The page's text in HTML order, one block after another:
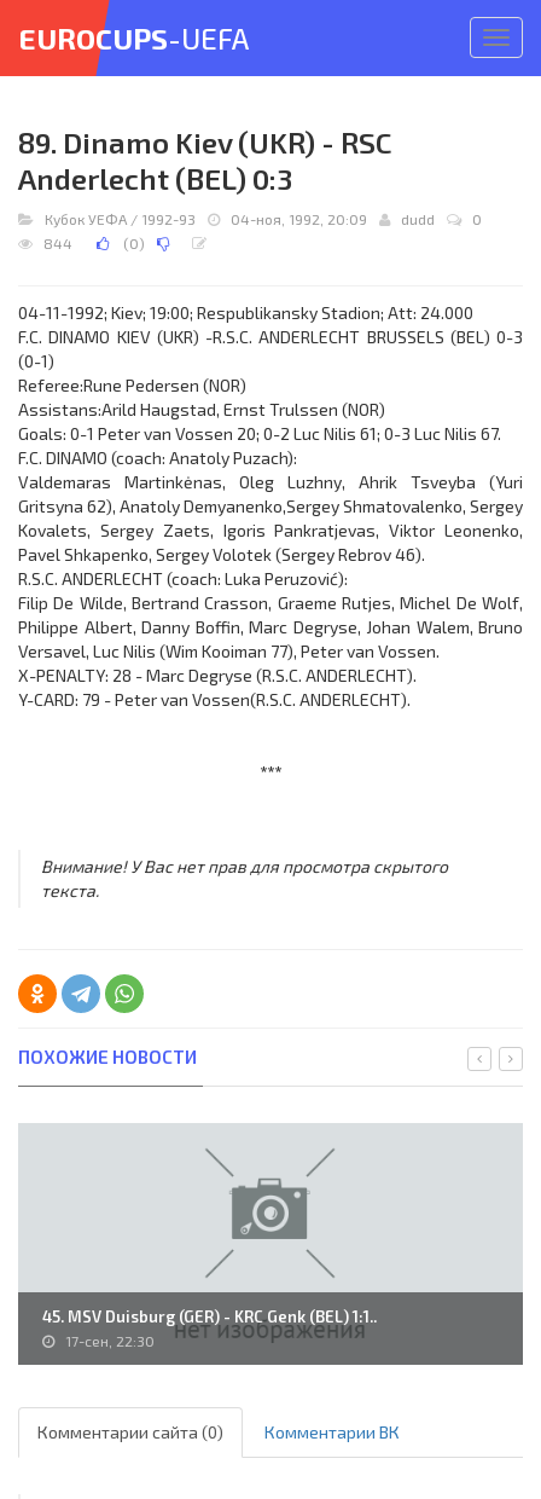
меню
EUROCUPS-UEFA
89. Dinamo Kiev (UKR) - RSC
Anderlecht (BEL) 0:3
Кубок УЕФА / 1992-93 04-ноя, 1992, 20:09 dudd
0
844
(0)
04-11-1992; Kiev; 19:00; Respublikansky Stadion; Att: 24.000
F.C. DINAMO KIEV (UKR) -R.S.C. ANDERLECHT BRUSSELS (BEL) 0-3
(0-1)
Referee:Rune Pedersen (NOR)
Assistans:Arild Haugstad, Ernst Trulssen (NOR)
Goals: 0-1 Peter van Vossen 20; 0-2 Luc Nilis 61; 0-3 Luc Nilis 67.
F.C. DINAMO (coach: Anatoly Puzach):
Valdemaras Martinkėnas, Oleg Luzhny, Ahrik Tsveyba (Yuri
Gritsyna 62), Anatoly Demyanenko,Sergey Shmatovalenko, Sergey
Kovalets, Sergey Zaets, Igoris Pankratjevas, Viktor Leonenko,
Pavel Shkapenko, Sergey Volotek (Sergey Rebrov 46).
R.S.C. ANDERLECHT (coach: Luka Peruzović):
Filip De Wilde, Bertrand Crasson, Graeme Rutjes, Michel De Wolf,
Philippe Albert, Danny Boffin, Marc Degryse, Johan Walem, Bruno
Versavel, Luc Nilis (Wim Kooiman 77), Peter van Vossen.
X-PENALTY: 28 - Marc Degryse (R.S.C. ANDERLECHT).
Y-CARD: 79 - Peter van Vossen(R.S.C. ANDERLECHT).
***
Внимание! У Вас нет прав для просмотра скрытого
текста.
ПОХОЖИЕ НОВОСТИ
45. MSV Duisburg (GER) - KRC Genk (BEL) 1:1..
17-сен, 22:30
Комментарии сайта (0) Комментарии ВК